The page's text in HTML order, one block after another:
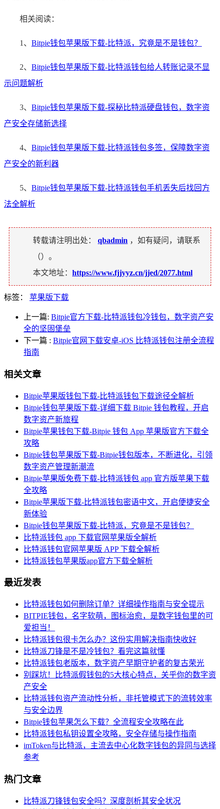
相关阅读：
1、 Bitpie钱包苹果版下载-比特派，究竟是不是钱包？
2、 Bitpie钱包苹果版下载-比特派钱包给人转账记录不显
示问题解析
3、 Bitpie钱包苹果版下载-探秘比特派硬盘钱包，数字资
产安全存储新选择
4、 Bitpie钱包苹果版下载-比特派钱包多签，保障数字资
产安全的新利器
5、 Bitpie钱包苹果版下载-比特派钱包手机丢失后找回方
法全解析
转载请注明出处： qbadmin ，如有疑问，请联系
（）。
本文地址： https://www.fjjyyz.cn/jjed/2077.html
标签： 苹果版下载
上一篇: Bitpie官方下载-比特派钱包冷钱包，数字资产安
全的坚固堡垒
下一篇 : Bitpie官网下载安卓-iOS 比特派钱包注册全流程
指南
相关文章
Bitpie苹果版钱包下载-比特派钱包下载途径全解析
Bitpie钱包苹果版下载-详细下载 Bitpie 钱包教程，开启
数字资产新旅程
Bitpie苹果钱包下载-Bitpie 钱包 App 苹果版官方下载全
攻略
Bitpie钱包苹果版下载-Bitpie钱包版本，不断进化，引领
数字资产管理新潮流
Bitpie苹果版免费下载-比特派钱包 app 官方版苹果下载
全攻略
Bitpie苹果版下载-比特派钱包密语中文，开启便捷安全
新体验
Bitpie钱包苹果版下载-比特派，究竟是不是钱包？
比特派钱包 app 下载官网苹果版全解析
比特派钱包官网苹果版 APP 下载全解析
比特派钱包苹果版app官方下载全解析
最近发表
比特派钱包如何删除订单？详细操作指南与安全提示
BITPIE钱包，名字软萌，图标治愈，是数字钱包里的可
爱担当！
比特派钱包很卡怎么办？这份实用解决指南快收好
比特派刀锋是不是冷钱包？看完这篇就懂
比特派钱包老版本，数字资产早期守护者的复古荣光
别踩坑！比特派假钱包的5大核心特点，关乎你的数字资
产安全
比特派钱包资产流动性分析，非托管模式下的流转效率
与安全边界
Bitpie钱包苹果怎么下载？全流程安全攻略在此
比特派钱包私钥设置全攻略，安全存储与操作指南
imToken与比特派，主流去中心化数字钱包的异同与选择
参考
热门文章
比特派刀锋钱包安全吗？深度剖析其安全状况